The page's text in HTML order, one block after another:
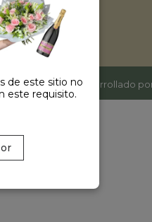
42520309| Sitio desarrollado
de este sitio no
este requisito.